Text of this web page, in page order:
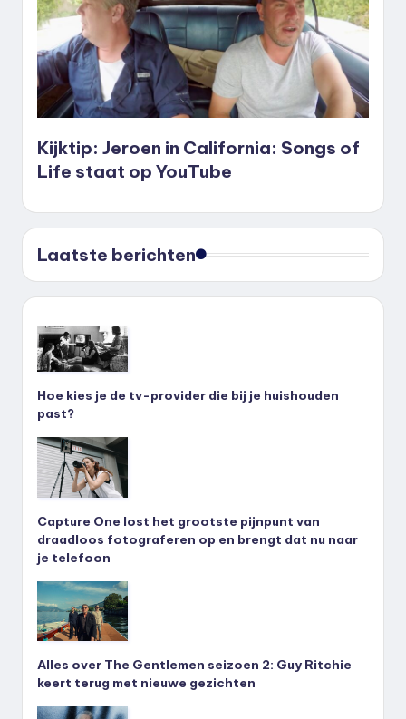
Kijktip: Jeroen in California: Songs of
Life staat op YouTube
Laatste berichten
Hoe kies je de tv-provider die bij je huishouden
past?
Capture One lost het grootste pijnpunt van
draadloos fotograferen op en brengt dat nu naar
je telefoon
Alles over The Gentlemen seizoen 2: Guy Ritchie
keert terug met nieuwe gezichten